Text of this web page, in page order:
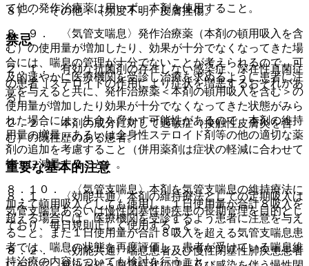
て他の発作治療薬は用いず、本剤を使用すること。
８．９． 〈気管支喘息〉発作治療薬（本剤の頓用吸入を含
む）の使用量が増加したり、効果が十分でなくなってきた場
合には、喘息の管理が十分でないことが考えられるので、可
及的速やかに医療機関を受診し治療を求めるように患者に注
意を与えると共に、発作治療薬＜本剤の頓用吸入を含む＞の
使用量が増加したり効果が十分でなくなってきた状態がみら
れた場合には、生命を脅かす可能性があるので、本剤の維持
用量の増量、あるいは全身性ステロイド剤等の他の適切な薬
剤の追加を考慮すること（併用薬剤は症状の軽減に合わせて
徐々に減量すること）。
８．１０． 〈気管支喘息〉本剤を気管支喘息の維持療法に
加えて頓用吸入としても使用し、１日使用量が合計８吸入を
超える場合には、医療機関を受診するよう患者に注意を与え
ること。また１日使用量が合計８吸入を超える気管支喘息患
者では、喘息の状態を再度評価し、患者が受けている喘息維
持治療の内容についても検討を行うこと。
８）． その他：（頻度不明）皮膚挫傷。
禁忌
２．１． 有効な抗菌剤の存在しない感染症、深在性真菌症
の患者［ステロイドの作用により症状を増悪するおそれがあ
る］。
２．２． 本剤の成分に対して過敏症（接触性皮膚炎を含
む）の既往歴のある患者。
重要な基本的注意
８．１． 〈効能共通〉本剤の維持療法としての定期吸入は
気管支喘息あるいは慢性閉塞性肺疾患の長期管理を目的とし
ており、毎日規則正しく使用すること。
８．２． 〈効能共通〉喘息患者及び慢性閉塞性肺疾患患者